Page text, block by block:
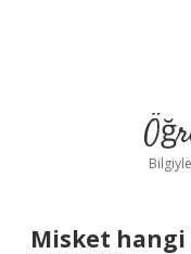
Misket hangi